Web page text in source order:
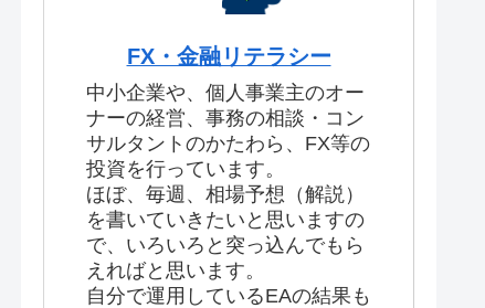
FX・金融リテラシー
中小企業や、個人事業主のオー
ナーの経営、事務の相談・コン
サルタントのかたわら、FX等の
投資を行っています。
ほぼ、毎週、相場予想（解説）
を書いていきたいと思いますの
で、いろいろと突っ込んでもら
えればと思います。
自分で運用しているEAの結果も